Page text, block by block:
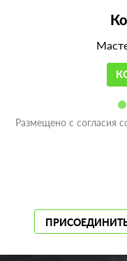
Размещено с согласия